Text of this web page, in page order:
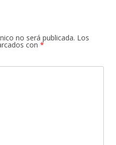
no será publicada. Los
con *